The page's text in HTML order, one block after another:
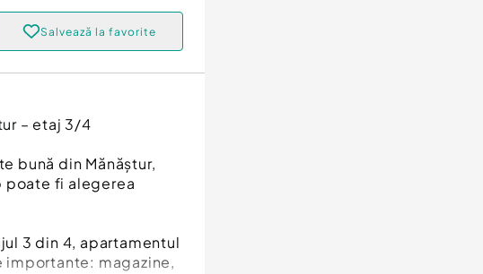
Salvează la favorite
– etaj 3/4
bună din Mănăștur,
poate fi alegerea
3 din 4, apartamentul
magazine,